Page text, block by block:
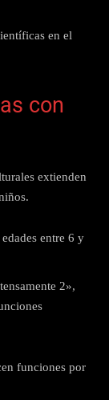
en el
con
extienden
entre 6 y
2»,
funciones por